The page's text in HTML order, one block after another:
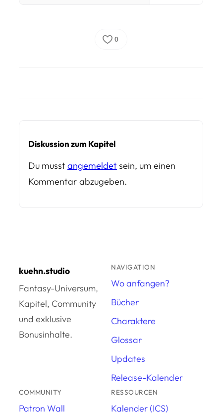
0
Diskussion zum Kapitel
Du musst angemeldet sein, um einen
Kommentar abzugeben.
kuehn.studio
Fantasy-Universum,
Kapitel, Community
und exklusive
Bonusinhalte.
NAVIGATION
Wo anfangen?
Bücher
Charaktere
Glossar
Updates
Release-Kalender
COMMUNITY
Patron Wall
RESSOURCEN
Kalender (ICS)